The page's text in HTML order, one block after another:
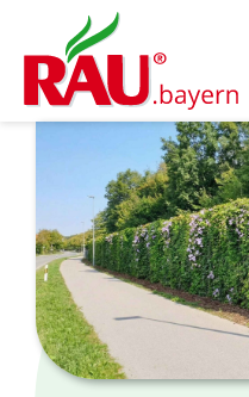
springen